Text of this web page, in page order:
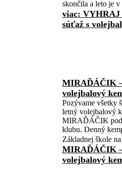
skončila a leto je
viac: VYHRAJ
súťaž s
MIRAĎÁČIK
volejbalový
Pozývame všetky
letný volejbalový
MIRAĎÁČIK pod
klubu. Denný
Základnej škole
MIRAĎÁČIK
volejbalový